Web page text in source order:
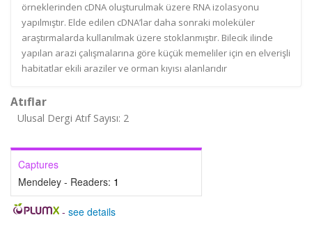
örneklerinden cDNA oluşturulmak üzere RNA izolasyonu
yapılmıştır. Elde edilen cDNA’lar daha sonraki moleküler
araştırmalarda kullanılmak üzere stoklanmıştır. Bilecik ilinde
yapılan arazi çalışmalarına göre küçük memeliler için en elverişli
habitatlar ekili araziler ve orman kıyısı alanlarıdır
Atıflar
Ulusal Dergi Atıf Sayısı: 2
Captures
Mendeley - Readers: 1
- see details